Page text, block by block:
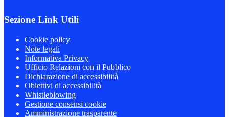
Sezione Link Utili
Cookie policy
Note legali
Informativa Privacy
Ufficio Relazioni con il Pubblico
Dichiarazione di accessibilità
Obiettivi di accessibilità
Whistleblowing
Gestione consensi cookie
Amministrazione trasparente